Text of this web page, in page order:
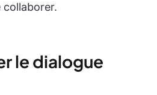
collaborer.
le dialogue